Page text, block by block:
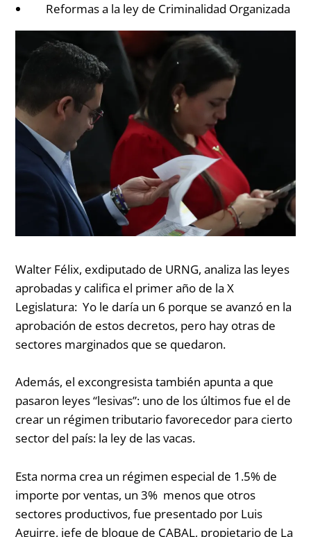
Reformas a la ley de Criminalidad Organizada
Walter Félix, exdiputado de URNG, analiza las leyes
aprobadas y califica el primer año de la X
Legislatura:Yo le daría un 6 porque se avanzó en la
aprobación de estos decretos, pero hay otras de
sectores marginados que se quedaron.
Además, el excongresista también apunta a que
pasaron leyes “lesivas”: uno de los últimos fue el de
crear un régimen tributario favorecedor para cierto
sector del país: la ley de las vacas.
Esta norma crea un régimen especial de 1.5% de
importe por ventas, un 3% menos que otros
sectores productivos, fue presentado por Luis
Aguirre, jefe de bloque de CABAL, propietario de La